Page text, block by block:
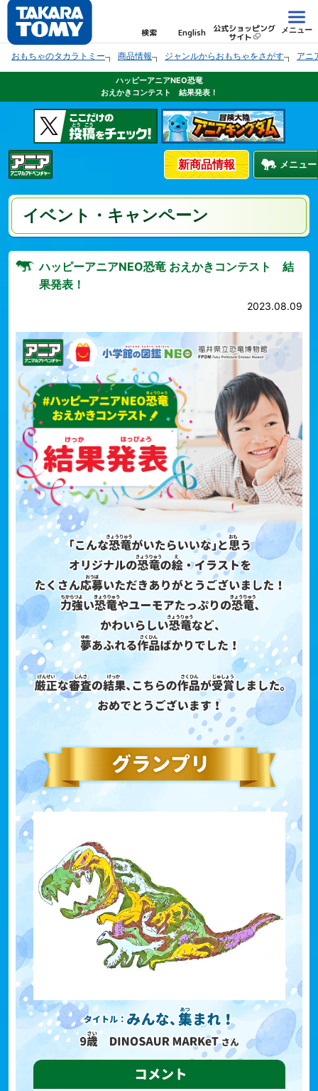
検索 English 公式ショッピング
サイト
メニュー
おもちゃのタカラトミー 商品情報 ジャンルからおもちゃをさがす アニ
ハッピーアニアNEO恐竜
おえかきコンテスト 結果発表！
新商品情報 メニュー
イベント・キャンペーン
ハッピーアニアNEO恐竜 おえかきコンテスト 結
果発表！
2023.08.09